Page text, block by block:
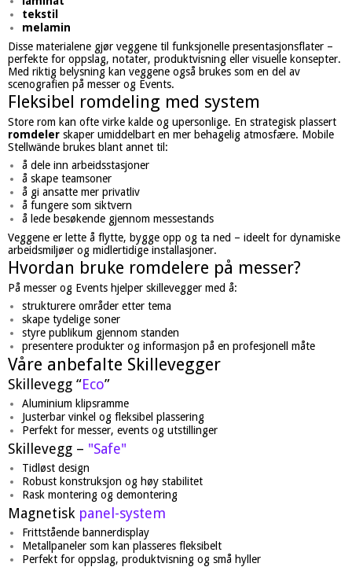
tekstil
melamin
Disse materialene gjør veggene til funksjonelle presentasjonsflater –
perfekte for oppslag, notater, produktvisning eller visuelle konsepter.
Med riktig belysning kan veggene også brukes som en del av
scenografien på messer og Events.
Fleksibel romdeling med system
Store rom kan ofte virke kalde og upersonlige. En strategisk plassert
romdeler skaper umiddelbart en mer behagelig atmosfære. Mobile
Stellwände brukes blant annet til:
å dele inn arbeidsstasjoner
å skape teamsoner
å gi ansatte mer privatliv
å fungere som siktvern
å lede besøkende gjennom messestands
Veggene er lette å flytte, bygge opp og ta ned – ideelt for dynamiske
arbeidsmiljøer og midlertidige installasjoner.
Hvordan bruke romdelere på messer?
På messer og Events hjelper skillevegger med å:
strukturere områder etter tema
skape tydelige soner
styre publikum gjennom standen
presentere produkter og informasjon på en profesjonell måte
Våre anbefalte Skillevegger
Skillevegg “Eco”
Aluminium klipsramme
Justerbar vinkel og fleksibel plassering
Perfekt for messer, events og utstillinger
Skillevegg – "Safe"
Tidløst design
Robust konstruksjon og høy stabilitet
Rask montering og demontering
Magnetisk panel-system
Frittstående bannerdisplay
Metallpaneler som kan plasseres fleksibelt
Perfekt for oppslag, produktvisning og små hyller